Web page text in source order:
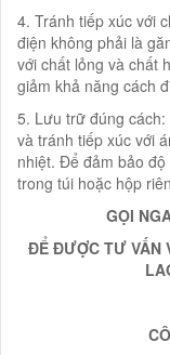
4. Tránh tiếp xúc với
điện không phải là
với chất lỏng và chất
giảm khả năng cách
5. Lưu trữ đúng
và tránh tiếp xúc với
nhiệt. Để đảm bảo
trong túi hoặc hộp
GỌI
ĐỂ ĐƯỢC TƯ VẤN